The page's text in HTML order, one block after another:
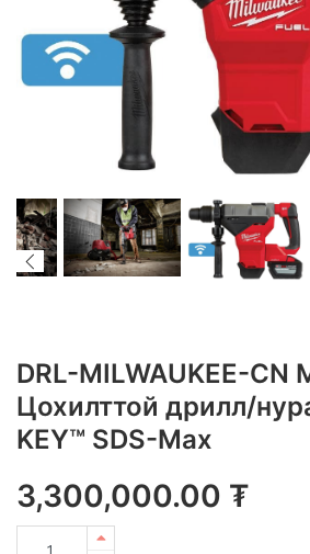
DRL-MILWAUKEE-CN
Цохилттой дрилл/
KEY™ SDS-Max
3,300,000.00 ₮